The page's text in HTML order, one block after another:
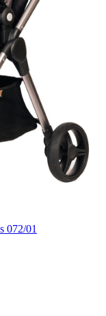
072/01